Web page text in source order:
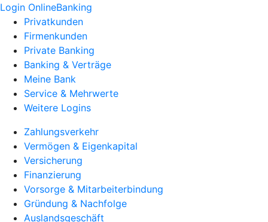
Login OnlineBanking
Privatkunden
Firmenkunden
Private Banking
Banking & Verträge
Meine Bank
Service & Mehrwerte
Weitere Logins
Zahlungsverkehr
Vermögen & Eigenkapital
Versicherung
Finanzierung
Vorsorge & Mitarbeiterbindung
Gründung & Nachfolge
Auslandsgeschäft